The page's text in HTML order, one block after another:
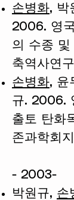
손병화, 박
2006. 영
의 수종 및
축역사연
손병화, 윤
규. 2006.
출토 탄화
존과학회
- 2003-
박원규, 손